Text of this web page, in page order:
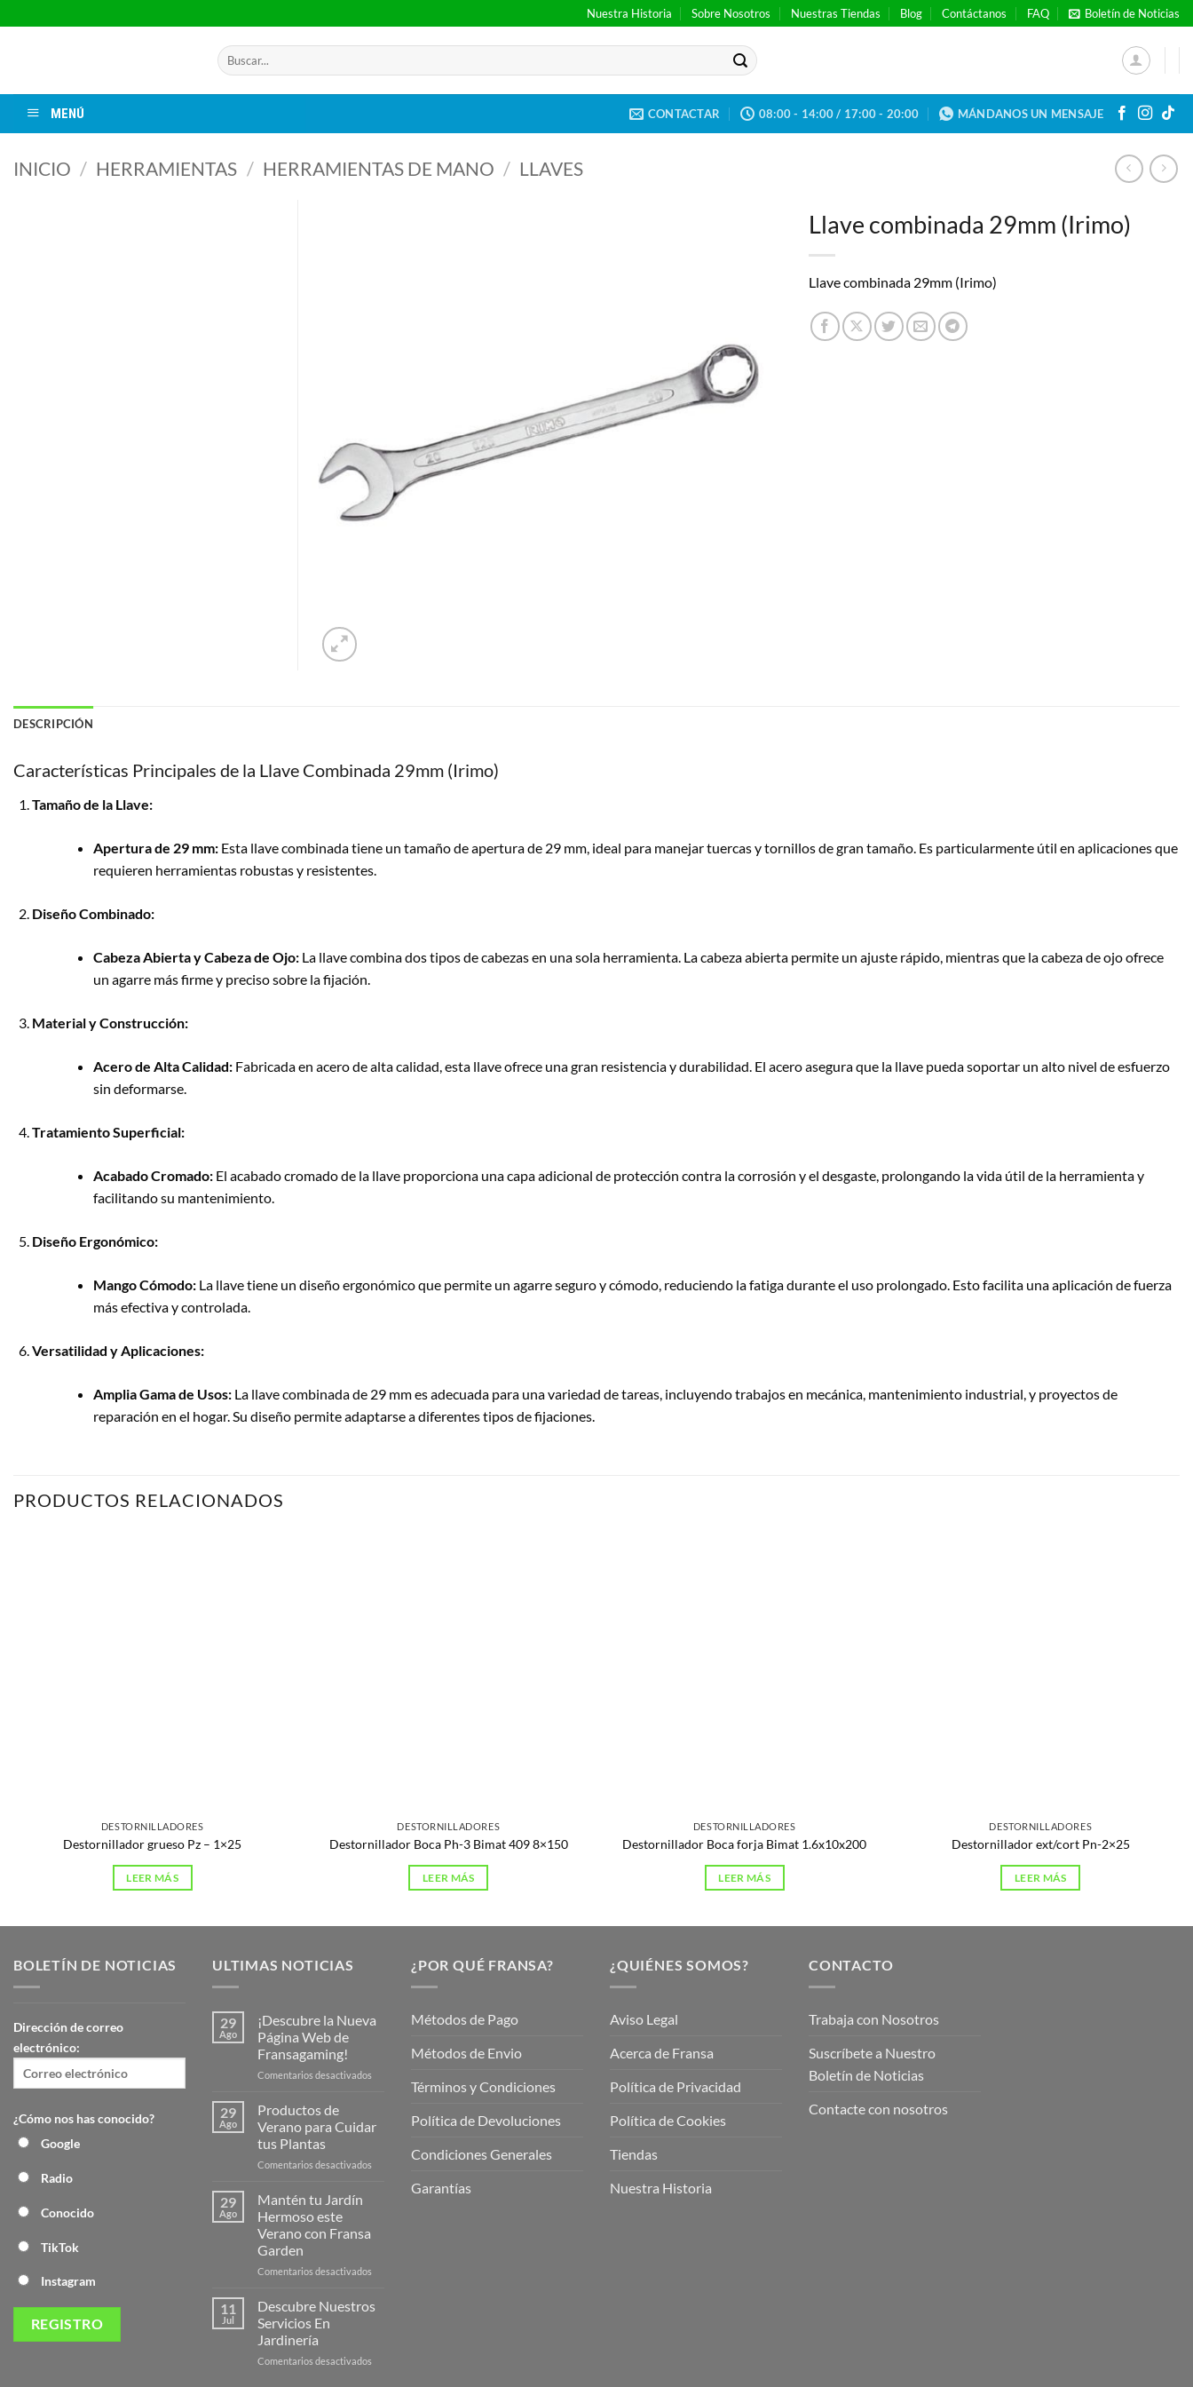
al
Nuestra Historia Sobre Nosotros Nuestras Tiendas Blog Contáctanos FAQ Boletín de Noticias
Buscar
por:
MENÚ CONTACTAR 08:00 - 14:00 / 17:00 - 20:00 MÁNDANOS UN MENSAJE
INICIO / HERRAMIENTAS / HERRAMIENTAS DE MANO / LLAVES
Llave combinada 29mm (Irimo)
Llave combinada 29mm (Irimo)
DESCRIPCIÓN
Características Principales de la Llave Combinada 29mm (Irimo)
Tamaño de la Llave:
Apertura de 29 mm:Esta llave combinada tiene un tamaño de apertura de 29 mm, ideal para manejar tuercas y tornillos de gran tamaño. Es particularmente útil en aplicaciones que
requieren herramientas robustas y resistentes.
Diseño Combinado:
Cabeza Abierta y Cabeza de Ojo:La llave combina dos tipos de cabezas en una sola herramienta. La cabeza abierta permite un ajuste rápido, mientras que la cabeza de ojo ofrece
un agarre más firme y preciso sobre la fijación.
Material y Construcción:
Acero de Alta Calidad:Fabricada en acero de alta calidad, esta llave ofrece una gran resistencia y durabilidad. El acero asegura que la llave pueda soportar un alto nivel de esfuerzo
sin deformarse.
Tratamiento Superficial:
Acabado Cromado:El acabado cromado de la llave proporciona una capa adicional de protección contra la corrosión y el desgaste, prolongando la vida útil de la herramienta y
facilitando su mantenimiento.
Diseño Ergonómico:
Mango Cómodo:La llave tiene un diseño ergonómico que permite un agarre seguro y cómodo, reduciendo la fatiga durante el uso prolongado. Esto facilita una aplicación de fuerza
más efectiva y controlada.
Versatilidad y Aplicaciones:
Amplia Gama de Usos:La llave combinada de 29 mm es adecuada para una variedad de tareas, incluyendo trabajos en mecánica, mantenimiento industrial, y proyectos de
reparación en el hogar. Su diseño permite adaptarse a diferentes tipos de fijaciones.
PRODUCTOS RELACIONADOS
DESTORNILLADORES
Destornillador grueso Pz – 1×25
LEER MÁS
DESTORNILLADORES
Destornillador Boca Ph-3 Bimat 409 8×150
LEER MÁS
DESTORNILLADORES
Destornillador Boca forja Bimat 1.6x10x200
LEER MÁS
DESTORNILLADORES
Destornillador ext/cort Pn-2×25
LEER MÁS
BOLETÍN DE NOTICIAS
Dirección de correo
electrónico:
¿Cómo nos has conocido?
Google
Radio
Conocido
TikTok
Instagram
ULTIMAS NOTICIAS
29
Ago
¡Descubre la Nueva
Página Web de
Fransagaming!
Comentarios desactivados
Página
29
Ago
Productos de
Verano para Cuidar
tus Plantas
Comentarios desactivados
29
Ago
Mantén tu Jardín
Hermoso este
Verano con Fransa
Garden
Comentarios desactivados
Jardín
11
Jul
Descubre Nuestros
Servicios En
Jardinería
Comentarios desactivados
¿POR QUÉ FRANSA?
Métodos de Pago
Métodos de Envio
Términos y Condiciones
Política de Devoluciones
Condiciones Generales
Garantías
¿QUIÉNES SOMOS?
Aviso Legal
Acerca de Fransa
Política de Privacidad
Política de Cookies
Tiendas
Nuestra Historia
CONTACTO
Trabaja con Nosotros
Suscríbete a Nuestro
Boletín de Noticias
Contacte con nosotros